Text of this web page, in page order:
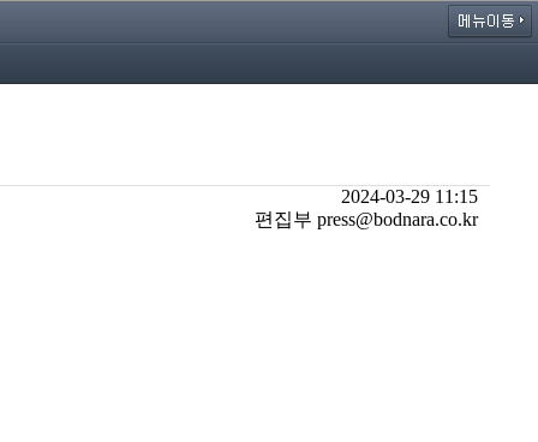
2024-03-29 11:15
편집부 press@bodnara.co.kr